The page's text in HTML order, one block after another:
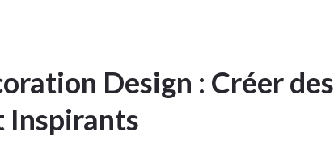
Design : Créer des
Inspirants